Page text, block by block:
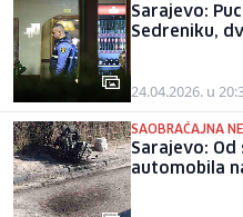
Sarajevo:
Sedreniku,
24.04.2026. u
SAOBRAĆAJNA
Sarajevo:
automobila